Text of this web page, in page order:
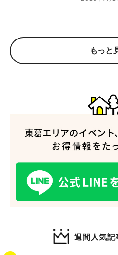
もっと
週間人気記
人気のキー
#カフェ#スイ
#教えたい／教えて投
#教えたい/こんなの見つけた